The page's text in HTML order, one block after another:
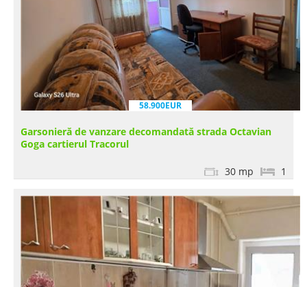
58.900EUR
Garsonieră de vanzare decomandată strada Octavian
Goga cartierul Tracorul
1
30 mp